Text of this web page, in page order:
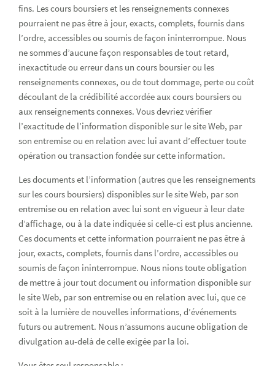
fins. Les cours boursiers et les renseignements connexes
pourraient ne pas être à jour, exacts, complets, fournis dans
l’ordre, accessibles ou soumis de façon ininterrompue. Nous
ne sommes d’aucune façon responsables de tout retard,
inexactitude ou erreur dans un cours boursier ou les
renseignements connexes, ou de tout dommage, perte ou coût
découlant de la crédibilité accordée aux cours boursiers ou
aux renseignements connexes. Vous devriez vérifier
l’exactitude de l’information disponible sur le site Web, par
son entremise ou en relation avec lui avant d’effectuer toute
opération ou transaction fondée sur cette information.
Les documents et l’information (autres que les renseignements
sur les cours boursiers) disponibles sur le site Web, par son
entremise ou en relation avec lui sont en vigueur à leur date
d’affichage, ou à la date indiquée si celle-ci est plus ancienne.
Ces documents et cette information pourraient ne pas être à
jour, exacts, complets, fournis dans l’ordre, accessibles ou
soumis de façon ininterrompue. Nous nions toute obligation
de mettre à jour tout document ou information disponible sur
le site Web, par son entremise ou en relation avec lui, que ce
soit à la lumière de nouvelles informations, d’événements
futurs ou autrement. Nous n’assumons aucune obligation de
divulgation au-delà de celle exigée par la loi.